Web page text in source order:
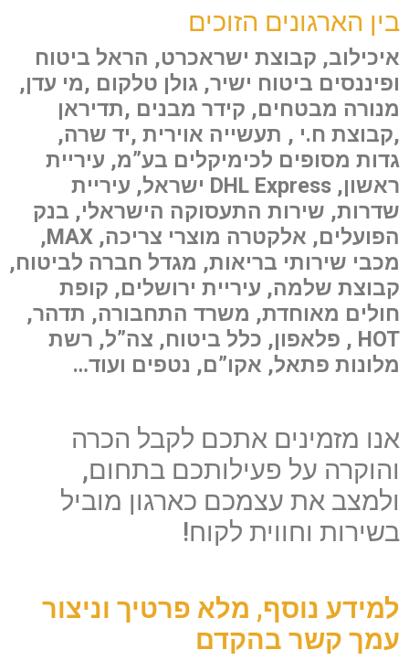
בין הארגונים הזוכים
איכילוב, קבוצת ישראכרט, הראל ביטוח
ופיננסים ביטוח ישיר, גולן טלקום ,מי עדן,
מנורה מבטחים, קידר מבנים ,תדיראן
,קבוצת ח.י , תעשייה אוירית ,יד שרה,
גדות מסופים לכימיקלים בע”מ, עיריית
ראשון,DHL Expressישראל, עיריית
שדרות, שירות התעסוקה הישראלי, בנק
הפועלים, אלקטרה מוצרי צריכה,MAX
,
מכבי שירותי בריאות, מגדל חברה לביטוח,
קבוצת שלמה, עיריית ירושלים, קופת
חולים מאוחדת, משרד התחבורה, תדהר,
HOT, פלאפון, כלל ביטוח, צה”ל, רשת
מלונות פתאל, אקו”ם, נטפים ועוד…
אנו מזמינים אתכם לקבל הכרה
והוקרה על פעילותכם בתחום,
ולמצב את עצמכם כארגון מוביל
בשירות וחווית לקוח!
למידע נוסף, מלא פרטיך וניצור
עמך קשר בהקדם